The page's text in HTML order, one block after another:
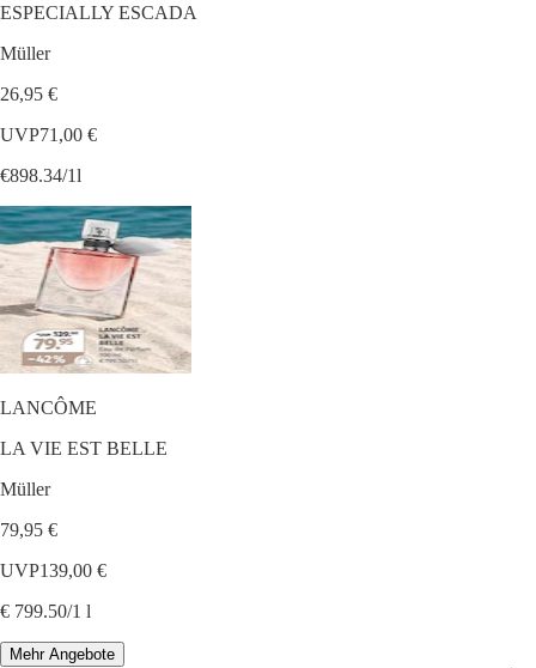
ESPECIALLY ESCADA
Müller
26,95 €
UVP71,00 €
€898.34/1l
LANCÔME
LA VIE EST BELLE
Müller
79,95 €
UVP139,00 €
€ 799.50/1 l
Mehr Angebote